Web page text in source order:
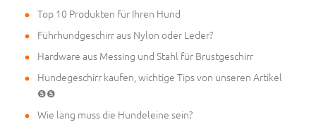
Top 10 Produkten für Ihren Hund
Führhundgeschirr aus Nylon oder Leder?
Hardware aus Messing und Stahl für Brustgeschirr
Hundegeschirr kaufen, wichtige Tips von unseren Artikel
❺❺
Wie lang muss die Hundeleine sein?